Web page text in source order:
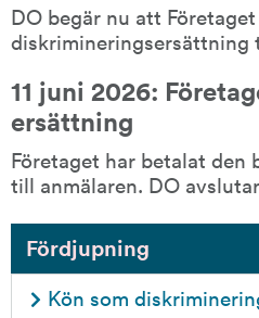
DO begär nu att
diskrimineringsersättning
11 juni 2026:
ersättning
Företaget har betalat den
till anmälaren. DO
Fördjupning
Kön som